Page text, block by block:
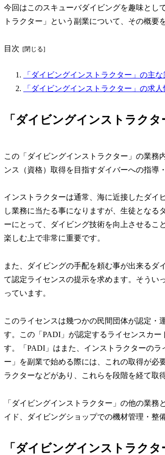
今回はこのスキューバダイビングを趣味とし
トラクター」という副業について、その概要
目次
「ダイビングインストラクター」の主
「ダイビングインストラクター」の求
「ダイビングインストラク
この「ダイビングインストラクター」の業務
ンス（資格）取得を目指すダイバーへの指導
インストラクターは通常、海に近接したダイ
し業務に当たる事になりますが、生徒とな
ーにとって、ダイビング技術を向上させるこ
楽しむ上で非常に重要です。
また、ダイビングの手配を頼む事が出来るダ
て認定ライセンスの提示を求めます。そうい
っています。
このライセンスは幾つかの民間団体が認定・
す。この「PADI」が認定するライセンスカ
す。「PADI」はまた、インストラクターの
ー」を副業で始める際には、これの取得が必
ラクターなどがあり、これらを段階を経て取
「ダイビングインストラクター」の他の業
イド、ダイビングショップでの機材管理・整
「ダイビングインストラク